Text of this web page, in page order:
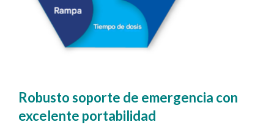
Robusto soporte de emergencia con
excelente portabilidad